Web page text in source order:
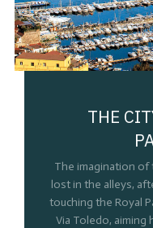
THE
The imagination
lost in the alleys,
touching the Royal
Via Toledo, aiming